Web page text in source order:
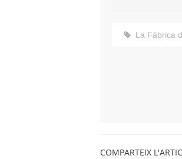
La Fàbrica
COMPARTEIX